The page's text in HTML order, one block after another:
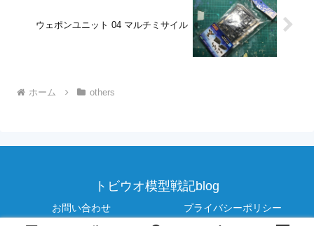
ウェポンユニット 04 マルチミサイル
ホーム others
トビウオ模型戦記blog
お問い合わせ プライバシーポリシー